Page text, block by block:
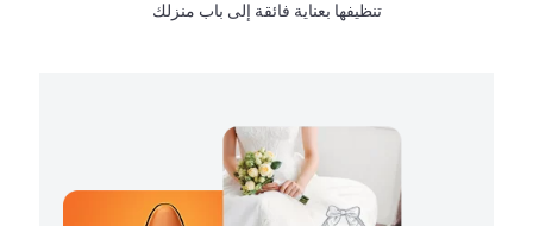
تنظيفها بعناية فائقة إلى باب منزلك